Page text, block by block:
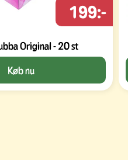
Original - 20 st
199:-
Køb nu